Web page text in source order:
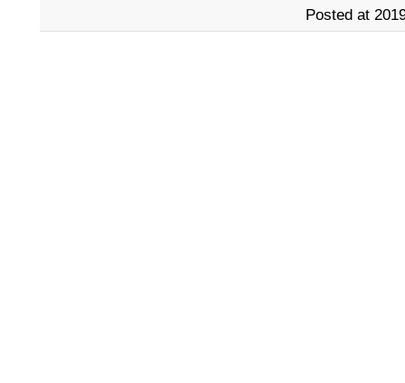
Posted at